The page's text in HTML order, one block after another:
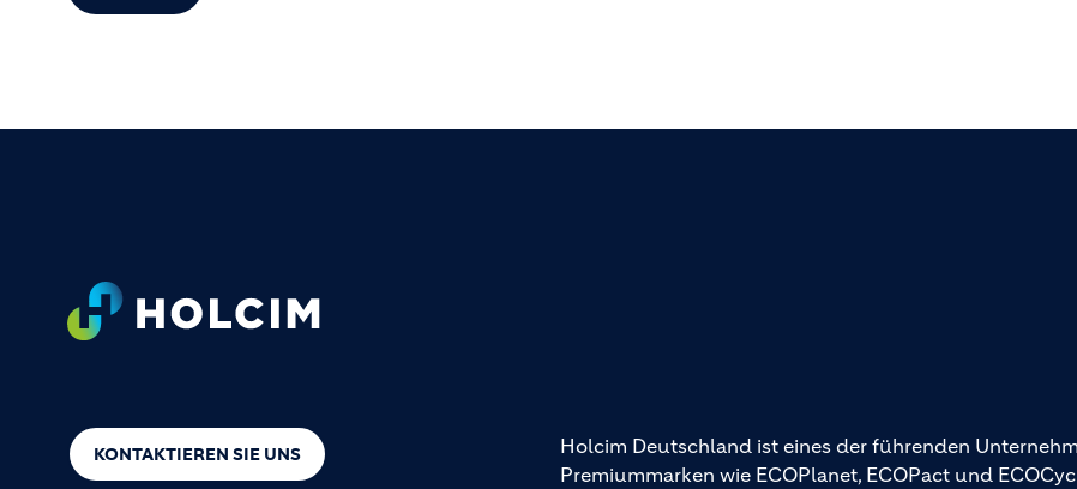
KONTAKTIEREN SIE UNS
Holcim Deutschland ist eines der führenden
Premiummarken wie ECOPlanet, ECOPact und